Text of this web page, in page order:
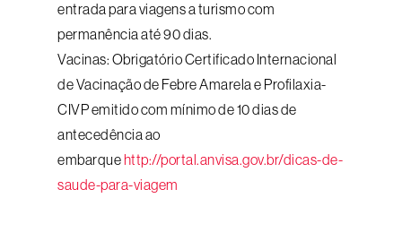
entrada para viagens a turismo com
permanência até 90 dias.
Vacinas: Obrigatório Certificado Internacional
de Vacinação de Febre Amarela e Profilaxia-
CIVP emitido com mínimo de 10 dias de
antecedência ao
embarquehttp://portal.anvisa.gov.br/dicas-de-
saude-para-viagem